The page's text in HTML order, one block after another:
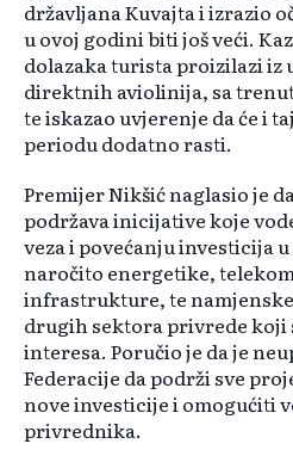
državljana Kuvajta i izrazio
u ovoj godini biti još veći.
dolazaka turista proizilazi iz
direktnih aviolinija, sa
te iskazao uvjerenje da će i
periodu dodatno rasti.
Premijer Nikšić naglasio je
podržava inicijative koje
veza i povećanju investicija
naročito energetike,
infrastrukture, te
drugih sektora privrede koji
interesa. Poručio je da je
Federacije da podrži sve
nove investicije i omogućiti
privrednika.